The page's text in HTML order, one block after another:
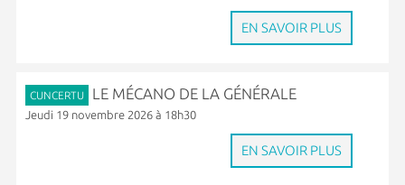
EN SAVOIR PLUS
CUNCERTU LE MÉCANO DE LA GÉNÉRALE
Jeudi 19 novembre 2026 à 18h30
EN SAVOIR PLUS